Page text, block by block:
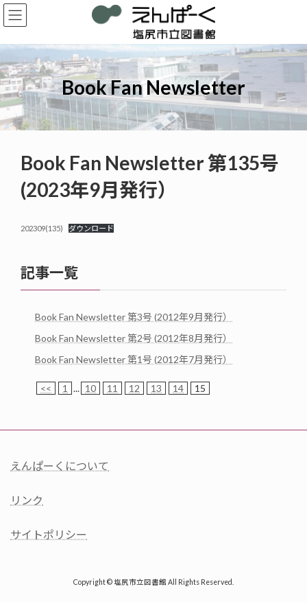
コ
ン
ン
ツ
へ
ス
キ
ッ
プ
ナ
ビ
ー
シ
ョ
ン
に
移
動
Book Fan Newsletter
Book Fan Newsletter 第135号
(2023年9月発行）
202309(135) ダウンロード
記事一覧
Book Fan Newsletter 第3号 (2012年9月発行）
Book Fan Newsletter 第2号 (2012年8月発行）
Book Fan Newsletter 第1号 (2012年7月発行）
<< 1 ... 10 11 12 13 14 15
えんぱーくについて
リンク
サイトポリシー
Copyright © 塩尻市立図書館 All Rights Reserved.